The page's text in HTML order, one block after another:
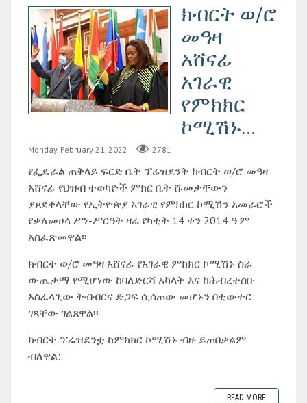
ክብርት ወ/ሮ
መዓዛ
አሸናፊ
አገራዊ
የምክክር
ኮሚሽኑ...
Monday, February 21, 2022 2781
የፌዴራል ጠቅላይ ፍርድ ቤት ፕሬዝደንት ክብርት ወ/ሮ መዓዛ
አሸናፊ የህዝብ ተወካዮች ምክር ቤት ሹመታቸውን
ያጸደቀላቸው የኢትዮጵያ አገራዊ የምክክር ኮሚሽን አመራሮች
የቃለመሀላ ሥነ-ሥርዓት ዛሬ የካቲት 14 ቀን 2014 ዓ.ም
አስፈጽመዋል፡፡
ክብርት ወ/ሮ መዓዛ አሸናፊ የአገራዊ ምክክር ኮሚሽኑ ስራ
ውጤታማ የሚሆነው ከባለድርሻ አካላት እና ከሕብረተሰቡ
አስፈላጊው ትብብርና ድጋፍ ሲሰጠው መሆኑን በቲውተር
ገጻቸው ገልጸዋል፡፡
ክብርት ፕሬዝደንቷ ከምክክር ኮሚሽኑ ብዙ ይጠበቃልም
ብለዋል::
READ MORE